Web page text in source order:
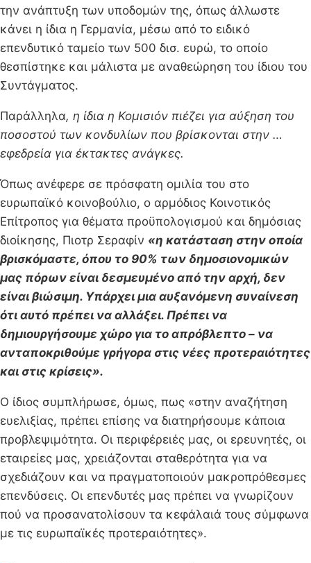
την ανάπτυξη των υποδομών της, όπως άλλωστε
κάνει η ίδια η Γερμανία, μέσω από το ειδικό
επενδυτικό ταμείο των 500 δισ. ευρώ, το οποίο
θεσπίστηκε και μάλιστα με αναθεώρηση του ίδιου του
Συντάγματος.
Παράλληλα, η ίδια η Κομισιόν πιέζει για αύξηση του
ποσοστού των κονδυλίων που βρίσκονται στην …
εφεδρεία για έκτακτες ανάγκες.
Όπως ανέφερε σε πρόσφατη ομιλία του στο
ευρωπαϊκό κοινοβούλιο, ο αρμόδιος Κοινοτικός
Επίτροπος για θέματα προϋπολογισμού και δημόσιας
διοίκησης, Πιοτρ Σεραφίν «η κατάσταση στην οποία
βρισκόμαστε, όπου το 90% των δημοσιονομικών
μας πόρων είναι δεσμευμένο από την αρχή, δεν
είναι βιώσιμη. Υπάρχει μια αυξανόμενη συναίνεση
ότι αυτό πρέπει να αλλάξει. Πρέπει να
δημιουργήσουμε χώρο για το απρόβλεπτο – να
ανταποκριθούμε γρήγορα στις νέες προτεραιότητες
και στις κρίσεις».
Ο ίδιος συμπλήρωσε, όμως, πως «στην αναζήτηση
ευελιξίας, πρέπει επίσης να διατηρήσουμε κάποια
προβλεψιμότητα. Οι περιφέρειές μας, οι ερευνητές, οι
εταιρείες μας, χρειάζονται σταθερότητα για να
σχεδιάζουν και να πραγματοποιούν μακροπρόθεσμες
επενδύσεις. Οι επενδυτές μας πρέπει να γνωρίζουν
πού να προσανατολίσουν τα κεφάλαιά τους σύμφωνα
με τις ευρωπαϊκές προτεραιότητες».